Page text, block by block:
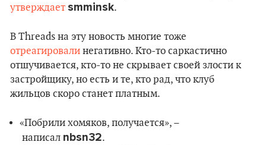
утверждает smminsk.
В Threads на эту новость многие тоже
отреагировали негативно. Кто-то саркастично
отшучивается, кто-то не скрывает своей злости к
застройщику, но есть и те, кто рад, что клуб
жильцов скоро станет платным.
«Побрили хомяков, получается», –
написал nbsn32.